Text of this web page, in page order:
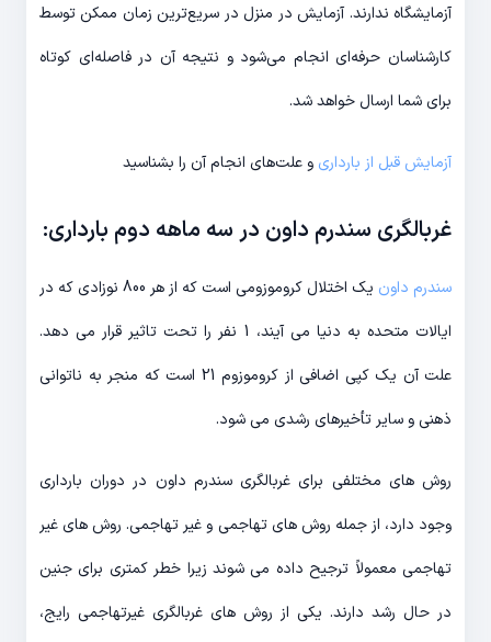
آزمایشگاه ندارند. آزمایش در منزل در سریع‌ترین زمان ممکن توسط
کارشناسان حرفه‌ای انجام می‌شود و نتیجه آن در فاصله‌ای کوتاه
برای شما ارسال خواهد شد.
آزمایش قبل از بارداری و علت‌های انجام آن را بشناسید
غربالگری سندرم داون در سه ماهه دوم بارداری:
سندرم داون
یک اختلال کروموزومی است که از هر 800 نوزادی که در
ایالات متحده به دنیا می آیند، 1 نفر را تحت تاثیر قرار می دهد.
علت آن یک کپی اضافی از کروموزوم 21 است که منجر به ناتوانی
ذهنی و سایر تأخیرهای رشدی می شود.
روش های مختلفی برای غربالگری سندرم داون در دوران بارداری
وجود دارد، از جمله روش های تهاجمی و غیر تهاجمی. روش های غیر
تهاجمی معمولاً ترجیح داده می شوند زیرا خطر کمتری برای جنین
در حال رشد دارند. یکی از روش های غربالگری غیرتهاجمی رایج،